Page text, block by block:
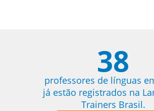
38
professores de línguas
já estão registrados na
Trainers Brasil.